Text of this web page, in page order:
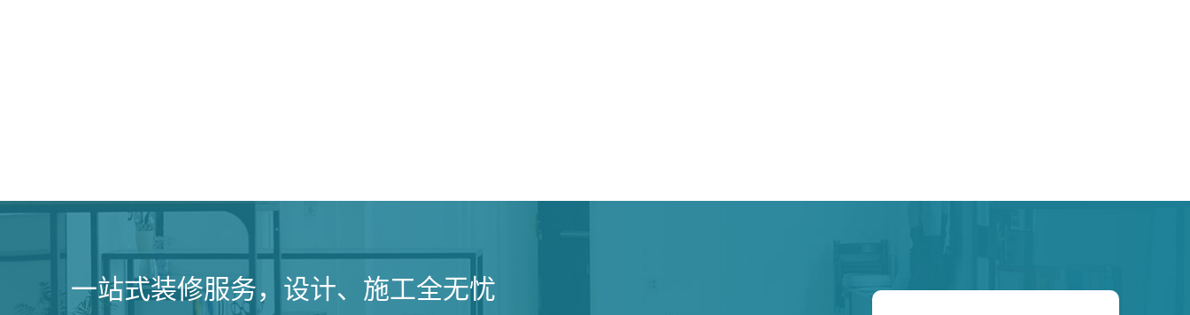
一站式装修服务，设计、施工全无忧